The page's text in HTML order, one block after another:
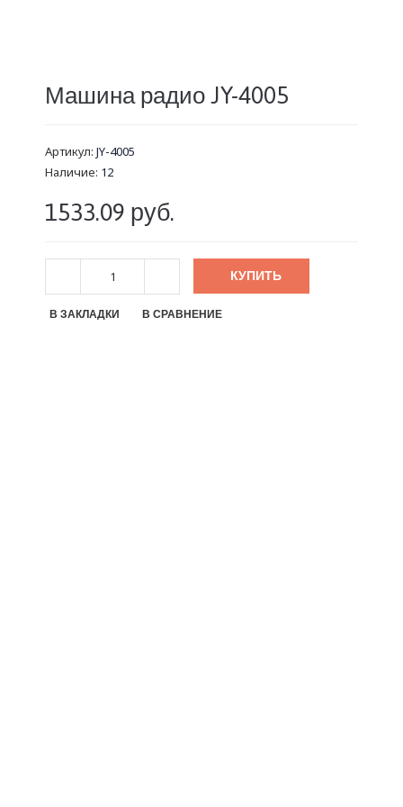
Машина радио JY-4005
Артикул: JY-4005
Наличие: 12
1533.09 руб.
КУПИТЬ
В ЗАКЛАДКИ В СРАВНЕНИЕ